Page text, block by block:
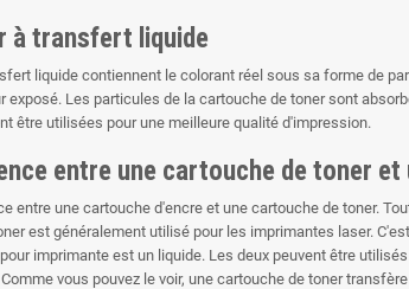
à transfert liquide
liquide contiennent le colorant réel sous sa forme de
exposé. Les particules de la cartouche de toner sont
être utilisées pour une meilleure qualité d'impression.
entre une cartouche de toner et
entre une cartouche d'encre et une cartouche de toner.
est généralement utilisé pour les imprimantes laser.
imprimante est un liquide. Les deux peuvent être
vous pouvez le voir, une cartouche de toner